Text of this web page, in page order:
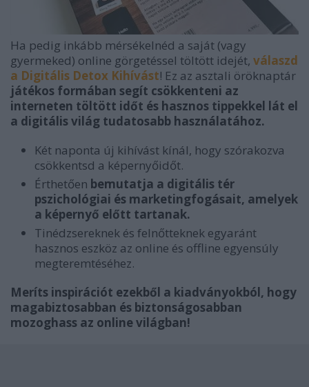
Ha pedig inkább mérsékelnéd a saját (vagy
gyermeked) online görgetéssel töltött idejét, válaszd
a Digitális Detox Kihívást! Ez az asztali öröknaptár
játékos formában segít csökkenteni az
interneten töltött időt és hasznos tippekkel lát el
a digitális világ tudatosabb használatához.
Két naponta új kihívást kínál, hogy szórakozva
csökkentsd a képernyőidőt.
Érthetően bemutatja a digitális tér
pszichológiai és marketingfogásait, amelyek
a képernyő előtt tartanak.
Tinédzsereknek és felnőtteknek egyaránt
hasznos eszköz az online és offline egyensúly
megteremtéséhez.
Meríts inspirációt ezekből a kiadványokból, hogy
magabiztosabban és biztonságosabban
mozoghass az online világban!